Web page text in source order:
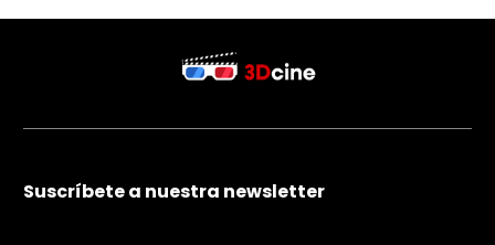
Suscríbete a nuestra newsletter